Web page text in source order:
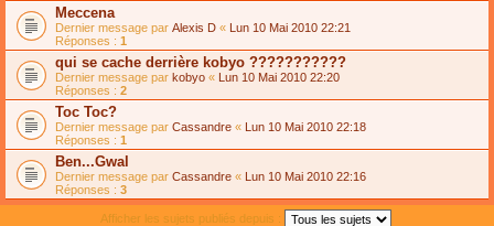
Meccena
Dernier message par Alexis D « Lun 10 Mai 2010 22:21
Réponses : 1
qui se cache derrière kobyo ???????????
Dernier message par kobyo « Lun 10 Mai 2010 22:20
Réponses : 2
Toc Toc?
Dernier message par Cassandre « Lun 10 Mai 2010 22:18
Réponses : 1
Ben...Gwal
Dernier message par Cassandre « Lun 10 Mai 2010 22:16
Réponses : 3
Afficher les sujets publiés depuis :